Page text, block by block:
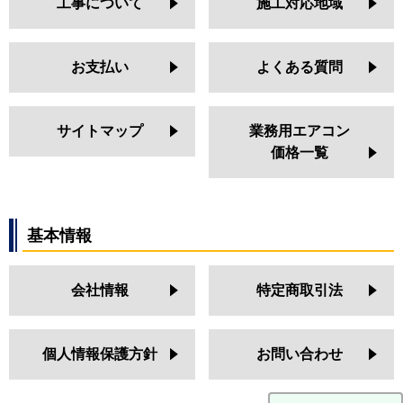
お支払い よくある質問
サイトマップ
業務用エアコン
価格一覧
基本情報
会社情報 特定商取引法
個人情報保護方針 お問い合わせ